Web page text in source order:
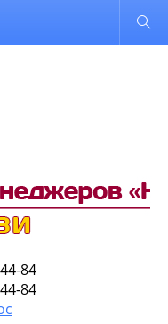
Обычная версия
84
84